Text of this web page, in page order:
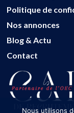
Politique de
Nos annonces
Blog & Actu
Contact
Nous utilisons